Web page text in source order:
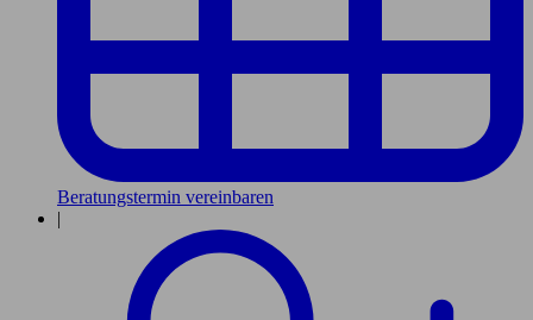
Beratungstermin vereinbaren
|